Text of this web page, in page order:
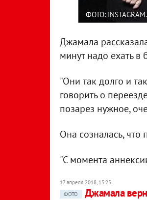
ФОТО:
Джамала
минут надо ехать
"Они так долго и
говорить о
позарез нужное,
Она созналась,
"С момента
17 апреля 2018, 15:25
ФОТО
Джамала